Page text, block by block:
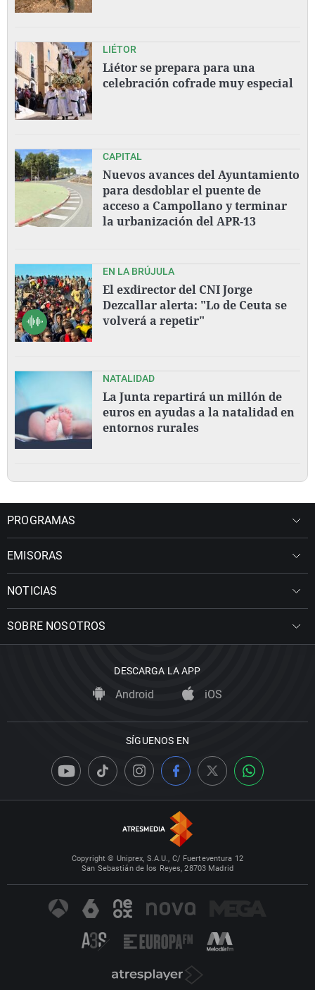
LIÉTOR
Liétor se prepara para una
celebración cofrade muy especial
CAPITAL
Nuevos avances del Ayuntamiento
para desdoblar el puente de
acceso a Campollano y terminar
la urbanización del APR-13
EN LA BRÚJULA
El exdirector del CNI Jorge
Dezcallar alerta: "Lo de Ceuta se
volverá a repetir"
NATALIDAD
La Junta repartirá un millón de
euros en ayudas a la natalidad en
entornos rurales
PROGRAMAS
EMISORAS
NOTICIAS
SOBRE NOSOTROS
DESCARGA LA APP
Android iOS
SÍGUENOS EN
Copyright © Uniprex, S.A.U., C/ Fuerteventura 12
San Sebastián de los Reyes, 28703 Madrid